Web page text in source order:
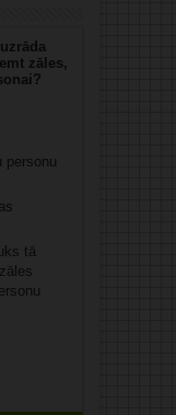
zāles,
personu
tā